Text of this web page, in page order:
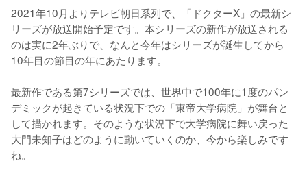
2021年10月よりテレビ朝日系列で、「ドクターX」の最新シ
リーズが放送開始予定です。本シリーズの新作が放送される
のは実に2年ぶりで、なんと今年はシリーズが誕生してから
10年目の節目の年にあたります。
最新作である第7シリーズでは、世界中で100年に1度のパン
デミックが起きている状況下での「東帝大学病院」が舞台と
して描かれます。そのような状況下で大学病院に舞い戻った
大門未知子はどのように動いていくのか、今から楽しみです
ね。